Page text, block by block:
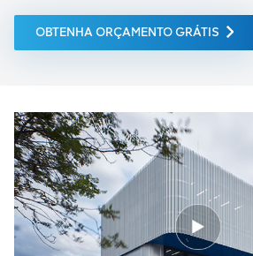
OBTENHA ORÇAMENTO GRÁTIS